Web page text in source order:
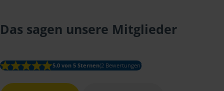
Das sagen unsere Mitglieder
5.0 von 5 Sternen(2 Bewertungen)